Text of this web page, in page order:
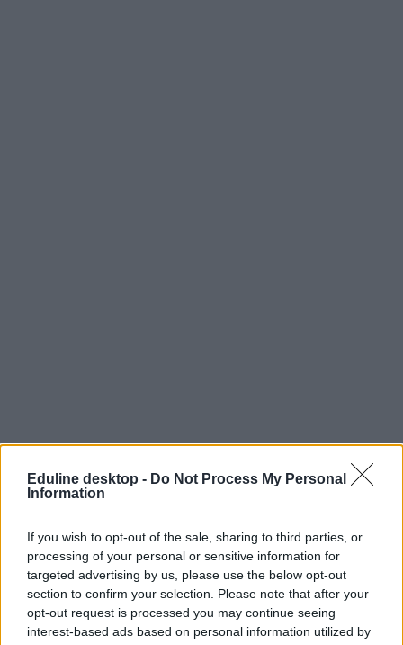
Eduline desktop - Do Not Process My Personal
Information
If you wish to opt-out of the sale, sharing to third parties, or
processing of your personal or sensitive information for
targeted advertising by us, please use the below opt-out
section to confirm your selection. Please note that after your
opt-out request is processed you may continue seeing
interest-based ads based on personal information utilized by